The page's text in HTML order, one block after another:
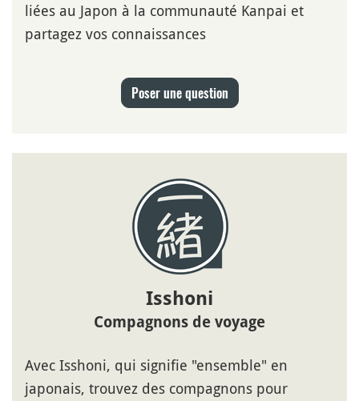
liées au Japon à la communauté Kanpai et
partagez vos connaissances
Poser une question
Isshoni
Compagnons de voyage
Avec Isshoni, qui signifie "ensemble" en
japonais, trouvez des compagnons pour